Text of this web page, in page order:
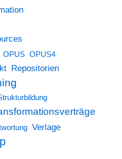
OPUS OPUS4
Repositorien
Verlage